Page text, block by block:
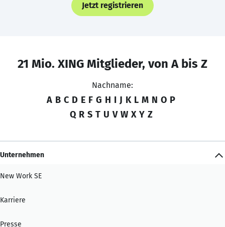
Jetzt registrieren
21 Mio. XING Mitglieder, von A bis Z
Nachname:
A B C D E F G H I J K L M N O P
Q R S T U V W X Y Z
Unternehmen
New Work SE
Karriere
Presse